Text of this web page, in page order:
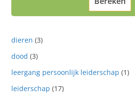
dieren (3)
dood (3)
leergang persoonlijk leiderschap (1)
leiderschap (17)